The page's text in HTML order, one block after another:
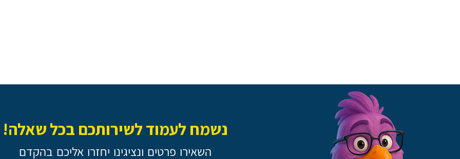
נשמח לעמוד לשירותכם בכל שאלה!
השאירו פרטים ונציגינו יחזרו אליכם בהקדם